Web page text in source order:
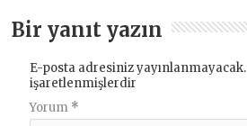
Bir yanıt yazın
E-posta adresiniz yayınlanmayacak.
işaretlenmişlerdir
Yorum *